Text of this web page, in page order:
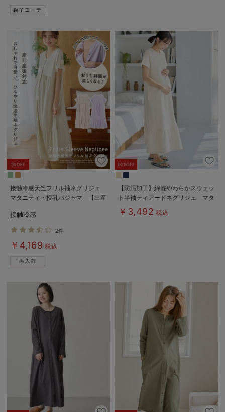
5%OFF
接触冷感天竺フリル袖ネグリジェ
マタニティ・授乳パジャマ 【出産
Rosemadame（ローズマダム）
接触冷感
2件
￥4,169 税込
30%OFF
【防汚加工】綿混やわらかスウェッ
ト半袖ティアードネグリジェ マタ
ニティ・産後【出産後も長く使え
る】
￥3,492 税込